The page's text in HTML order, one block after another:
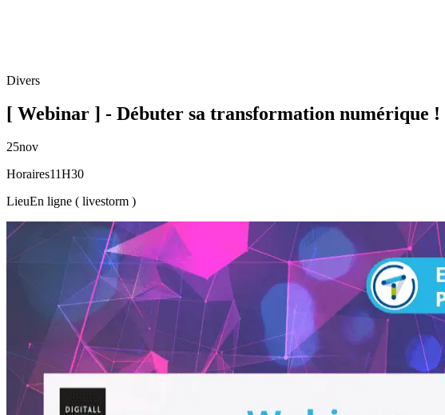
Divers
[ Webinar ] - Débuter sa transformation numérique !
25nov
Horaires11H30
LieuEn ligne ( livestorm )